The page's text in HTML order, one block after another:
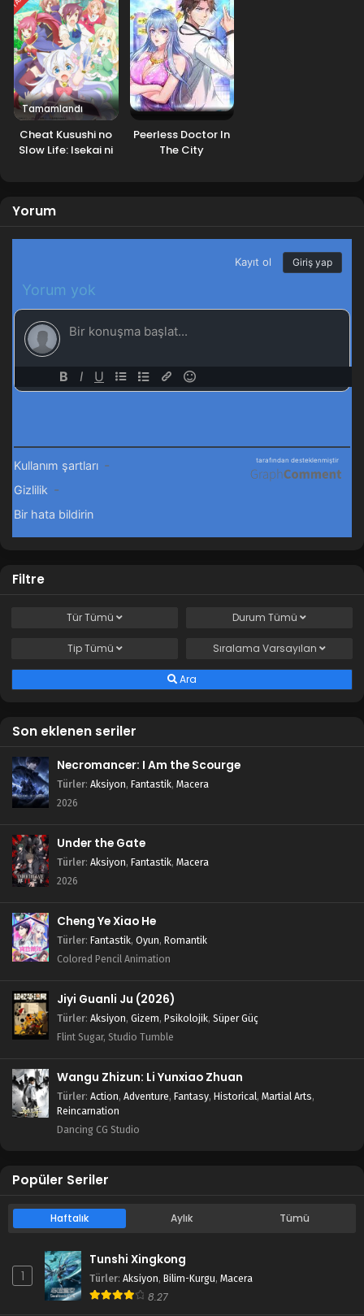
Rashii desu yo?
Tamamlandı
Cheat Kusushi no
Slow Life: Isekai ni
Peerless Doctor In
The City
Yorum
Filtre
TürTümü Durum Tümü
TipTümü Sıralama Varsayılan
Ara
Son eklenen seriler
Necromancer: I Am the Scourge
Türler: Aksiyon, Fantastik, Macera
2026
Under the Gate
Türler: Aksiyon, Fantastik, Macera
2026
Cheng Ye Xiao He
Türler: Fantastik, Oyun, Romantik
Colored Pencil Animation
Jiyi Guanli Ju (2026)
Türler: Aksiyon, Gizem, Psikolojik, Süper Güç
Flint Sugar, Studio Tumble
Wangu Zhizun: Li Yunxiao Zhuan
Türler: Action, Adventure, Fantasy, Historical, Martial Arts,
Reincarnation
Dancing CG Studio
Popüler Seriler
Haftalık Aylık Tümü
1
Tunshi Xingkong
Türler: Aksiyon, Bilim-Kurgu, Macera
8.27